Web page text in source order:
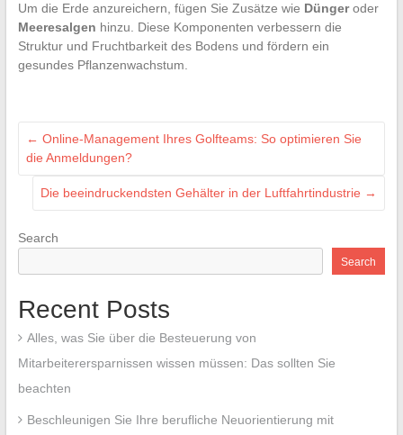
Um die Erde anzureichern, fügen Sie Zusätze wie Düngeroder
Meeresalgen hinzu. Diese Komponenten verbessern die
Struktur und Fruchtbarkeit des Bodens und fördern ein
gesundes Pflanzenwachstum.
← Online-Management Ihres Golfteams: So optimieren Sie
die Anmeldungen?
Die beeindruckendsten Gehälter in der Luftfahrtindustrie →
Search
Search
Recent Posts
Alles, was Sie über die Besteuerung von
Mitarbeiterersparnissen wissen müssen: Das sollten Sie
beachten
Beschleunigen Sie Ihre berufliche Neuorientierung mit